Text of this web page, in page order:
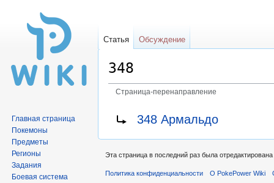
348
Страница-перенаправление
навигации
поиску
Перенаправление на:
348 Армальдо
Статья Обсуждение
Главная страница
Покемоны
Предметы
Регионы
Задания
Боевая система
Эта страница в последний раз была
Политика конфиденциальности О PokePower Wiki